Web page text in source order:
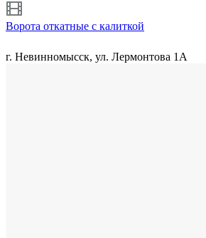
Ворота откатные с калиткой
г. Невинномысск, ул. Лермонтова 1А